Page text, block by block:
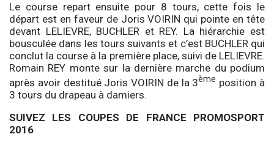
Le course repart ensuite pour 8 tours, cette fois le
départ est en faveur de Joris VOIRIN qui pointe en tête
devant LELIEVRE, BUCHLER et REY. La hiérarchie est
bousculée dans les tours suivants et c’est BUCHLER qui
conclut la course à la première place, suivi de LELIEVRE.
Romain REY monte sur la dernière marche du podium
après avoir destitué Joris VOIRIN de la 3ème position à
3 tours du drapeau à damiers.
SUIVEZ LES COUPES DE FRANCE PROMOSPORT
2016